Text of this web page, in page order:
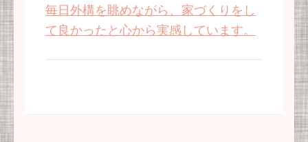
毎日外構を眺めながら、家づくりをし
て良かったと心から実感しています。